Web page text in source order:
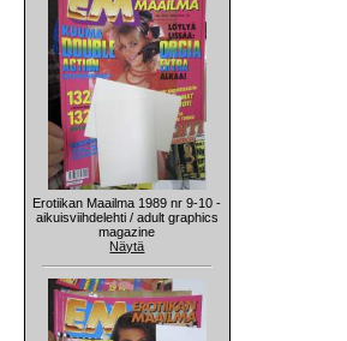
Erotiikan Maailma 1989 nr 9-10 -
aikuisviihdelehti / adult graphics
magazine
Näytä